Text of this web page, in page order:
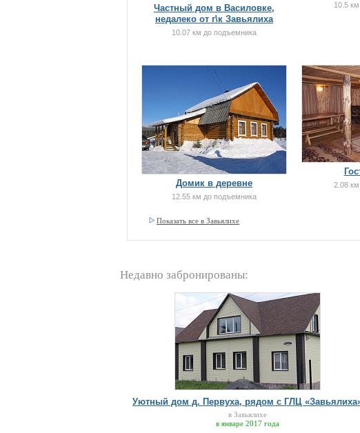
Частный дом в Василовке,
недалеко от г\к Завьялиха
10.07 км до подъемника
10.5
Домик в деревне
12.55 км до подъемника
2.08
Показать все в Завьялихе
Недавно забронированы:
Уютный дом д. Первуха, рядом с ГЛЦ
в Завьялихе
в январе 2017 года